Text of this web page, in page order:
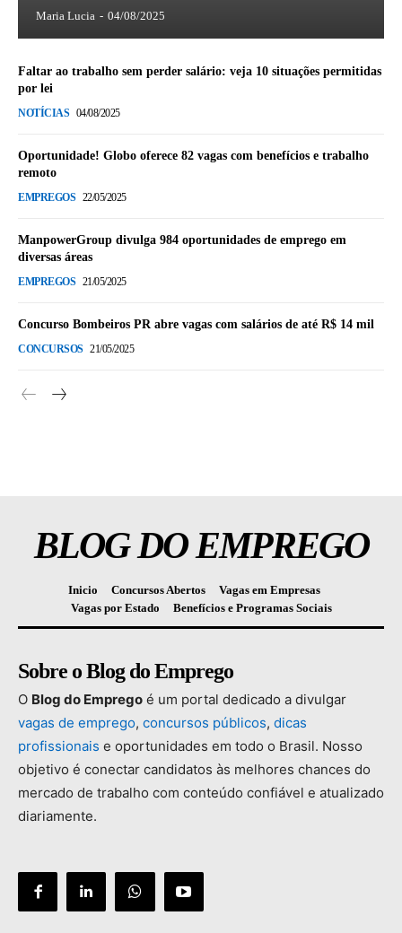
Maria Lucia - 04/08/2025
Faltar ao trabalho sem perder salário: veja 10 situações permitidas
por lei
NOTÍCIAS 04/08/2025
Oportunidade! Globo oferece 82 vagas com benefícios e trabalho
remoto
EMPREGOS 22/05/2025
ManpowerGroup divulga 984 oportunidades de emprego em
diversas áreas
EMPREGOS 21/05/2025
Concurso Bombeiros PR abre vagas com salários de até R$ 14 mil
CONCURSOS 21/05/2025
BLOG DO EMPREGO
Inicio Concursos Abertos
Vagas em Empresas
Vagas por Estado
Benefícios e Programas Sociais
Sobre o Blog do Emprego
O Blog do Emprego é um portal dedicado a divulgar
vagas de emprego, concursos públicos, dicas
profissionais e oportunidades em todo o Brasil. Nosso
objetivo é conectar candidatos às melhores chances do
mercado de trabalho com conteúdo confiável e atualizado
diariamente.